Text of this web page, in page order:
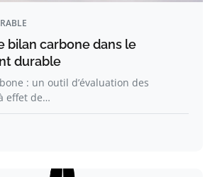
bilan carbone dans le
durable
: un outil d’évaluation des
effet de…